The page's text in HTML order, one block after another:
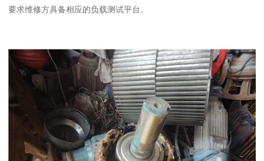
要求维修方具备相应的负载测试平台。